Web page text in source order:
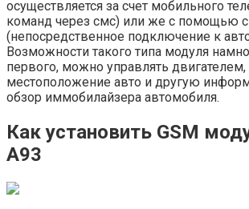
осуществляется за счет мобильного
команд через смс) или же с помощью
(непосредственное подключение к
Возможности такого типа модуля
первого, можно управлять двигателем,
местоположение авто и другую
обзор иммобилайзера автомобиля.
Как установить GSM
A93